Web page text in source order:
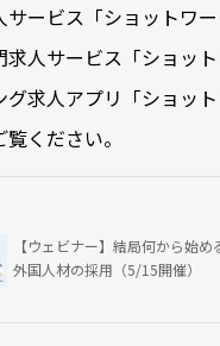
ービス「ショットワー
人サービス「ショット
求人アプリ「ショット
覧ください。
【ウェビナー】結局何から始め
外国人材の採用（5/15開催）